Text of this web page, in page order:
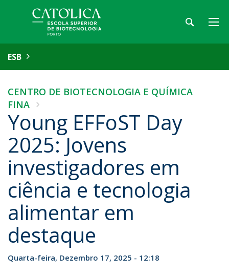
ESB
CENTRO DE BIOTECNOLOGIA E QUÍMICA
FINA
Young EFFoST Day
2025: Jovens
investigadores em
ciência e tecnologia
alimentar em
destaque
Quarta-feira, Dezembro 17, 2025 - 12:18